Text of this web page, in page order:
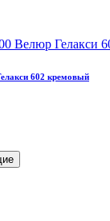
602 кремовый